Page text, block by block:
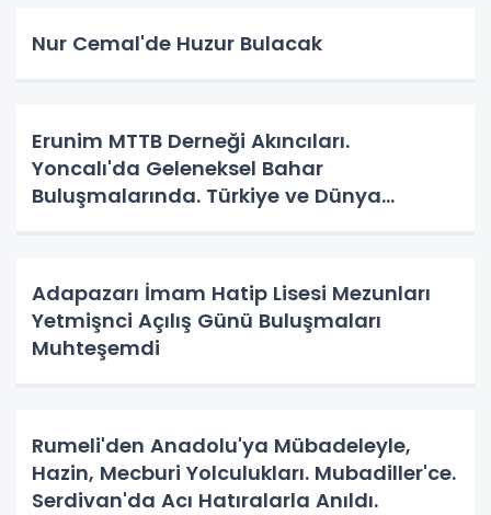
Nur Cemal'de Huzur Bulacak
Erunim MTTB Derneği Akıncıları.
Yoncalı'da Geleneksel Bahar
Buluşmalarında. Türkiye ve Dünya
Adapazarı İmam Hatip Lisesi Mezunları
Yetmişnci Açılış Günü Buluşmaları
Muhteşemdi
Rumeli'den Anadolu'ya Mübadeleyle,
Hazin, Mecburi Yolculukları. Mubadiller'ce.
Serdivan'da Acı Hatıralarla Anıldı.